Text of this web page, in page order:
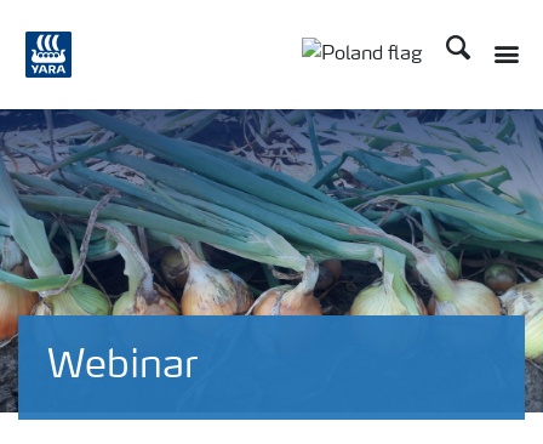
Szukaj
Webinar